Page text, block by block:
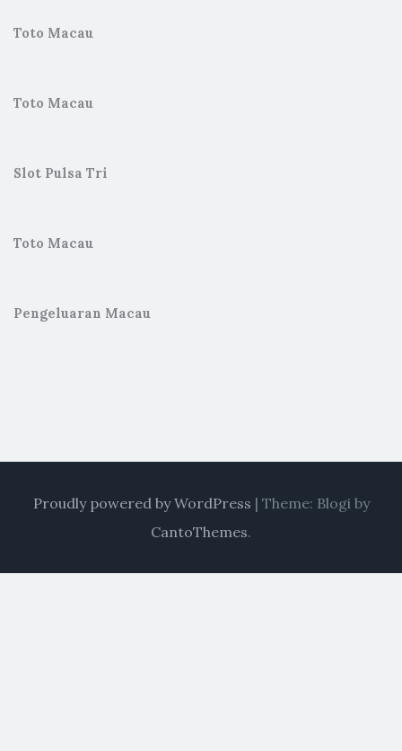
Toto Macau
Toto Macau
Slot Pulsa Tri
Toto Macau
Pengeluaran Macau
Proudly powered by WordPress | Theme: Blogi by
CantoThemes.